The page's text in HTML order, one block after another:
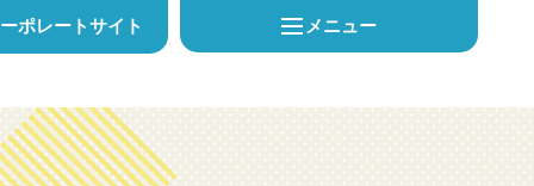
ポレートサイト メニュー